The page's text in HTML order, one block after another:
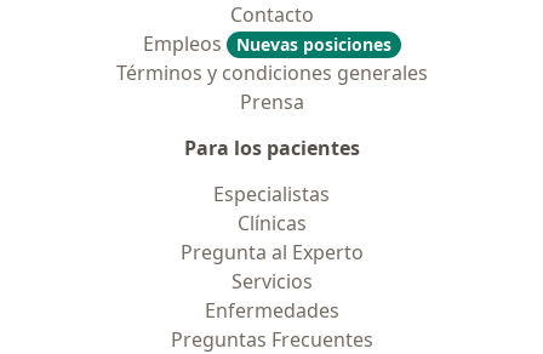
Contacto
Empleos
Nuevas posiciones
Términos y condiciones generales
Prensa
Para los pacientes
Especialistas
Clínicas
Pregunta al Experto
Servicios
Enfermedades
Preguntas Frecuentes